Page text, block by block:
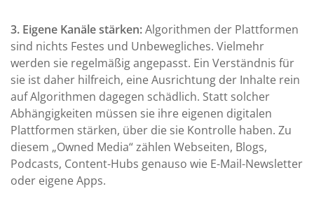
3. Eigene Kanäle stärken:Algorithmen der Plattformen
sind nichts Festes und Unbewegliches. Vielmehr
werden sie regelmäßig angepasst. Ein Verständnis für
sie ist daher hilfreich, eine Ausrichtung der Inhalte rein
auf Algorithmen dagegen schädlich. Statt solcher
Abhängigkeiten müssen sie ihre eigenen digitalen
Plattformen stärken, über die sie Kontrolle haben. Zu
diesem „Owned Media“ zählen Webseiten, Blogs,
Podcasts, Content-Hubs genauso wie E-Mail-Newsletter
oder eigene Apps.